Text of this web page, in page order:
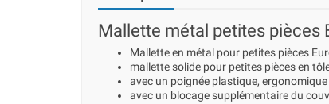
Mallette métal petites pièces
Mallette en métal pour petites pièces
mallette solide pour petites pièces en
avec un poignée plastique, ergonomique
avec un blocage supplémentaire du